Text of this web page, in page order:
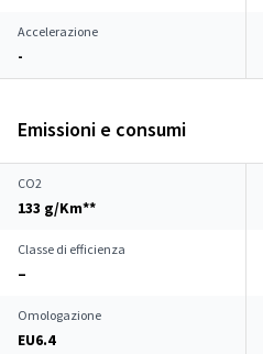
Accelerazione
-
Emissioni e consumi
CO2
133 g/Km**
Classe di efficienza
–
Omologazione
EU6.4